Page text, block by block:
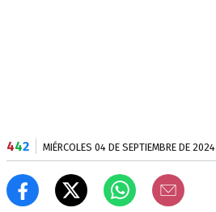
442 MIÉRCOLES 04 DE SEPTIEMBRE DE 2024